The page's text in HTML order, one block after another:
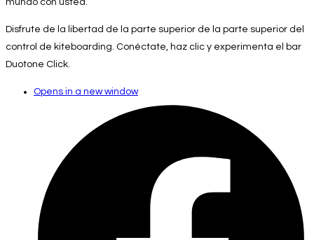
mundo con usted.
Disfrute de la libertad de la parte superior de la parte superior del
control de kiteboarding. Conéctate, haz clic y experimenta el bar
Duotone Click.
Opens in a new window